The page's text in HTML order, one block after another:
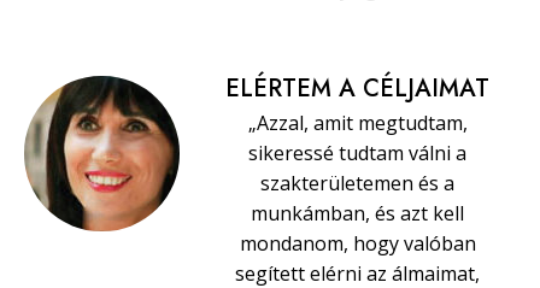
ELÉRTEM A CÉLJAIMAT
„Azzal, amit megtudtam,
sikeressé tudtam válni a
szakterületemen és a
munkámban, és azt kell
mondanom, hogy valóban
segített elérni az álmaimat,